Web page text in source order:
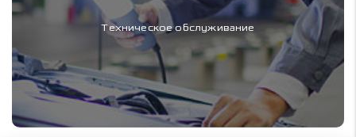
Техническое обслуживание